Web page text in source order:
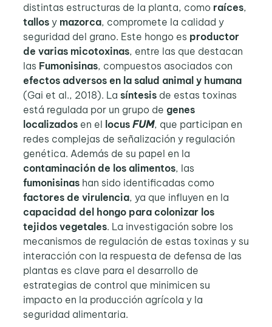
distintas estructuras de la planta, como raíces,
tallosy mazorca, compromete la calidad y
seguridad del grano. Este hongo es productor
de varias micotoxinas, entre las que destacan
las Fumonisinas, compuestos asociados con
efectos adversos en la salud animal y humana
(Gai et al., 2018). La síntesis de estas toxinas
está regulada por un grupo de genes
localizadosen el locus FUM, que participan en
redes complejas de señalización y regulación
genética. Además de su papel en la
contaminación de los alimentos, las
fumonisinashan sido identificadas como
factores de virulencia, ya que influyen en la
capacidad del hongo para colonizar los
tejidos vegetales. La investigación sobre los
mecanismos de regulación de estas toxinas y su
interacción con la respuesta de defensa de las
plantas es clave para el desarrollo de
estrategias de control que minimicen su
impacto en la producción agrícola y la
seguridad alimentaria.